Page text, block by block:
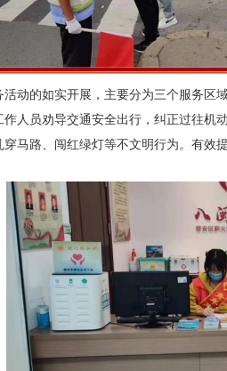
活动的如实开展，主要分为三个服务区
人员劝导交通安全出行，纠正过往机
马路、闯红绿灯等不文明行为。有效